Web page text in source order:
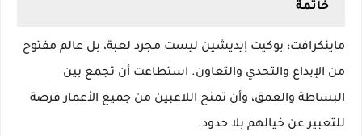
خاتمة
ماينكرافت: بوكيت إيديشين ليست مجرد لعبة، بل عالم مفتوح
من الإبداع والتحدي والتعاون. استطاعت أن تجمع بين
البساطة والعمق، وأن تمنح اللاعبين من جميع الأعمار فرصة
للتعبير عن خيالهم بلا حدود.